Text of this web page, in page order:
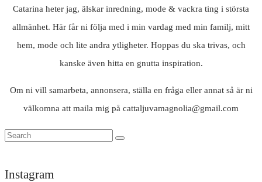
Catarina heter jag, älskar inredning, mode & vackra ting i största
allmänhet. Här får ni följa med i min vardag med min familj, mitt
hem, mode och lite andra ytligheter. Hoppas du ska trivas, och
kanske även hitta en gnutta inspiration.
Om ni vill samarbeta, annonsera, ställa en fråga eller annat så är ni
välkomna att maila mig på cattaljuvamagnolia@gmail.com
Instagram